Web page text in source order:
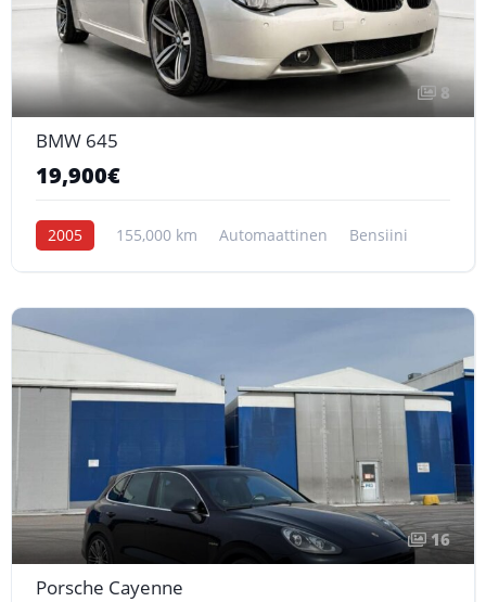
8
BMW 645
19,900€
2005 155,000 km Automaattinen Bensiini
16
Porsche Cayenne